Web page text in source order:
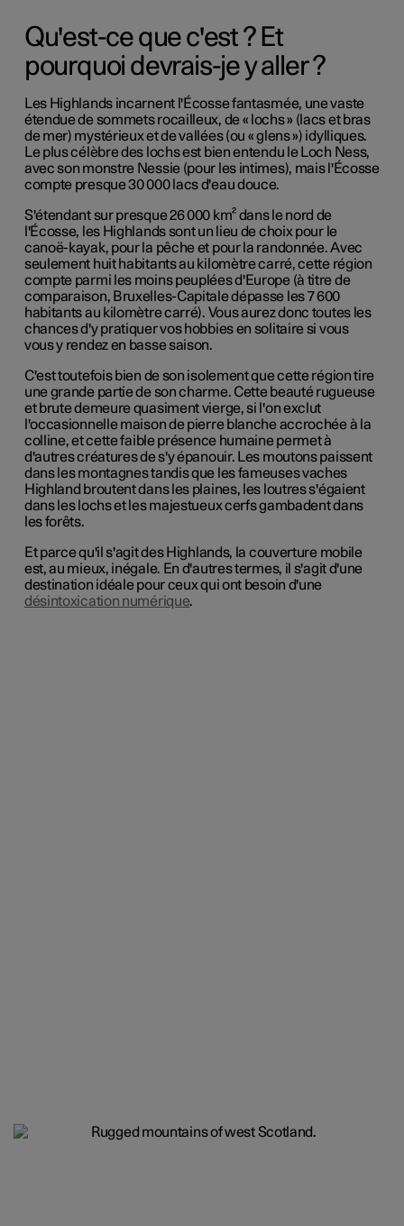
Qu'est-ce que c'est ? Et
pourquoi devrais-je y aller ?
Les Highlands incarnent l'Écosse fantasmée, une vaste
étendue de sommets rocailleux, de « lochs » (lacs et bras
de mer) mystérieux et de vallées (ou « glens ») idylliques.
Le plus célèbre des lochs est bien entendu le Loch Ness,
avec son monstre Nessie (pour les intimes), mais l'Écosse
compte presque 30 000 lacs d'eau douce.
S'étendant sur presque 26 000 km² dans le nord de
l'Écosse, les Highlands sont un lieu de choix pour le
canoë-kayak, pour la pêche et pour la randonnée. Avec
seulement huit habitants au kilomètre carré, cette région
compte parmi les moins peuplées d'Europe (à titre de
comparaison, Bruxelles-Capitale dépasse les 7 600
habitants au kilomètre carré). Vous aurez donc toutes les
chances d'y pratiquer vos hobbies en solitaire si vous
vous y rendez en basse saison.
C'est toutefois bien de son isolement que cette région tire
une grande partie de son charme. Cette beauté rugueuse
et brute demeure quasiment vierge, si l'on exclut
l'occasionnelle maison de pierre blanche accrochée à la
colline, et cette faible présence humaine permet à
d'autres créatures de s'y épanouir. Les moutons paissent
dans les montagnes tandis que les fameuses vaches
Highland broutent dans les plaines, les loutres s'égaient
dans les lochs et les majestueux cerfs gambadent dans
les forêts.
Et parce qu'il s'agit des Highlands, la couverture mobile
est, au mieux, inégale. En d'autres termes, il s'agit d'une
destination idéale pour ceux qui ont besoin d'une
désintoxication numérique.